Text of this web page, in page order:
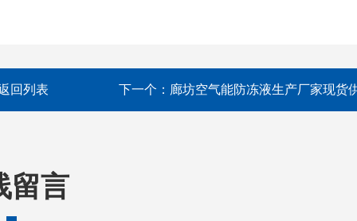
回列表 下一个： 廊坊空气能防冻液生产厂家现货
留言